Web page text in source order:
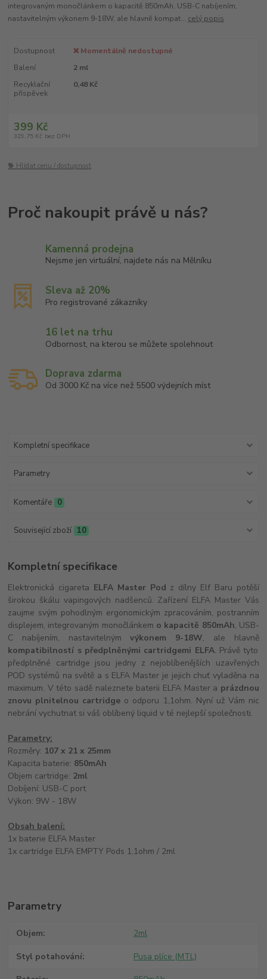
integrovaným monočlánkem o kapacitě 850mAh, USB-C nabíjením,
nastavitelným výkonem 9-18W, ale hlavně kompat... celý popis
Dostupnost
❌ Momentálně nedostupné
Balení
2 ml
Recyklační
příspěvek
0,48 Kč
399 Kč
329,75 Kč bez DPH
🐕 Hlídat cenu / dostupnost
Kamenná prodejna
Nejsme jen virtuální, najdete nás na Mělníku
Sleva až 20%
Pro registrované zákazníky
16 let na trhu
Odbornost, na kterou se můžete spolehnout
Doprava zdarma
Od 3000 Kč na více než 5500 výdejních míst
Kompletní specifikace
Parametry
Komentáře 0
Související zboží 10
Kompletní specifikace
Elektronická cigareta ELFA Master Pod z dílny Elf Baru potěší
širokou škálu vapingových nadšenců. Zařízení ELFA Master Vás
zaujme svým pohodlným ergonomickým zpracováním, postranním
displejem, integrovaným monočlánkem o kapacitě 850mAh, USB-
C nabíjením, nastavitelnýmvýkonem 9-18W, ale hlavně
kompatibilností s předplněnými cartridgemi ELFA. Právě tyto
předplněné cartridge jsou jedny z nejoblíbenějších uzavřených
POD systémů na světě a s ELFA Master je jejich chuť vyladěna na
maximum. V této sadě naleznete baterii ELFA Master a prázdnou
znovu plnitelnou cartridge o odporu 1,1ohm. Nyní už Vám nic
nebrání vychutnat si váš oblíbený liquid v té nejlepší společnosti.
Parametry:
Rozměry: 107 x 21 x 25mm
Kapacita baterie: 850mAh
Objem cartridge: 2ml
Dobíjení: USB-C port
Výkon: 9W - 18W
Obsah balení:
1x baterie ELFA Master
1x cartridge ELFA EMPTY Pods 1,1ohm / 2ml
Parametry
Objem 2ml
Styl potahování Pusa plíce (MTL)